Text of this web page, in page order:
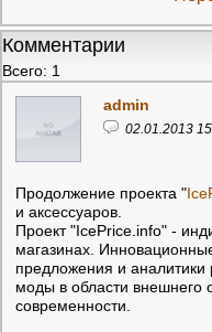
Комментарии
Всего: 1
admin
02.01.2013
Продолжение проекта "
и аксессуаров.
Проект "IcePrice.info" -
магазинах.
предложения и аналитики
моды в области внешнего
современности.